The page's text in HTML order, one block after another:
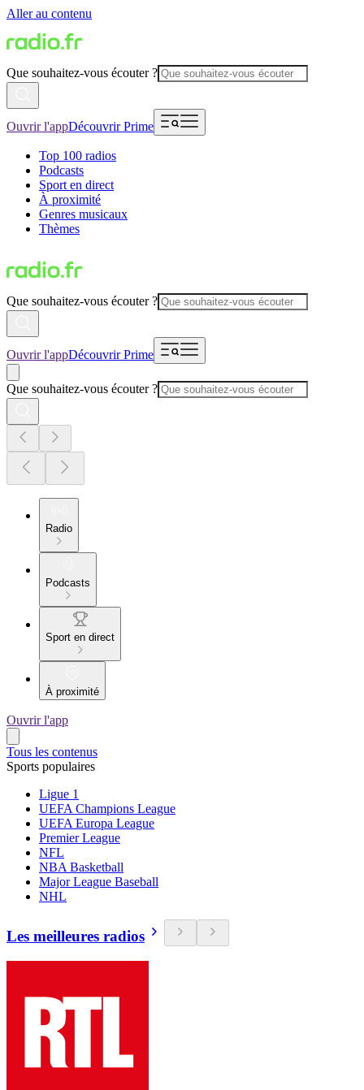
Aller au contenu
Que souhaitez-vous écouter ?
Ouvrir l'appDécouvrir Prime
Top 100 radios
Podcasts
Sport en direct
À proximité
Genres musicaux
Thèmes
Que souhaitez-vous écouter ?
Ouvrir l'appDécouvrir Prime
Que souhaitez-vous écouter ?
Radio
Podcasts
Sport en direct
À proximité
Ouvrir l'app
Tous les contenus
Sports populaires
Ligue 1
UEFA Champions League
UEFA Europa League
Premier League
NFL
NBA Basketball
Major League Baseball
NHL
Les meilleures radios